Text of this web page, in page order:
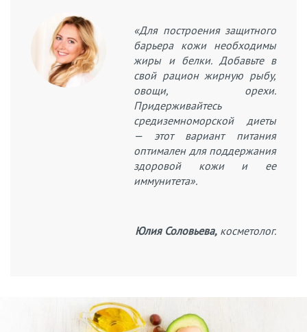
«Для построения защитного
барьера кожи необходимы
жиры и белки. Добавьте в
свой рацион жирную рыбу,
овощи, орехи.
Придерживайтесь
средиземноморской диеты
— этот вариант питания
оптимален для поддержания
здоровой кожи и ее
иммунитета».
Юлия Соловьева, косметолог.